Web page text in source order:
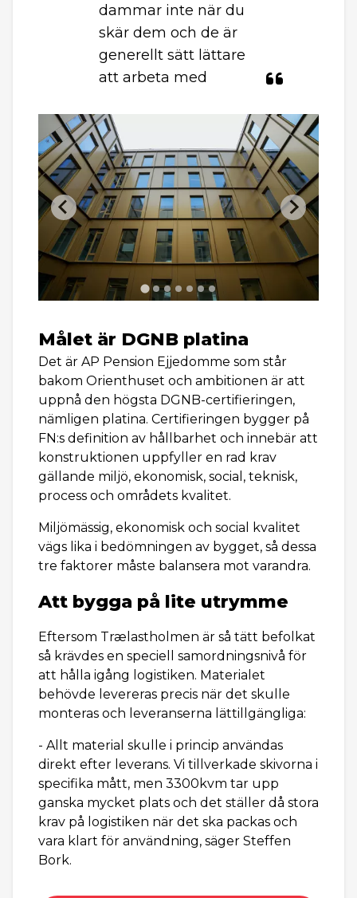
dammar inte när du
skär dem och de är
generellt sätt lättare
att arbeta med
Målet är DGNB platina
Det är AP Pension Ejjedomme som står
bakom Orienthuset och ambitionen är att
uppnå den högsta DGNB-certifieringen,
nämligen platina. Certifieringen bygger på
FN:s definition av hållbarhet och innebär att
konstruktionen uppfyller en rad krav
gällande miljö, ekonomisk, social, teknisk,
process och områdets kvalitet.
Miljömässig, ekonomisk och social kvalitet
vägs lika i bedömningen av bygget, så dessa
tre faktorer måste balansera mot varandra.
Att bygga på lite utrymme
Eftersom Trælastholmen är så tätt befolkat
så krävdes en speciell samordningsnivå för
att hålla igång logistiken. Materialet
behövde levereras precis när det skulle
monteras och leveranserna lättillgängliga:
- Allt material skulle i princip användas
direkt efter leverans. Vi tillverkade skivorna i
specifika mått, men 3300kvm tar upp
ganska mycket plats och det ställer då stora
krav på logistiken när det ska packas och
vara klart för användning, säger Steffen
Bork.